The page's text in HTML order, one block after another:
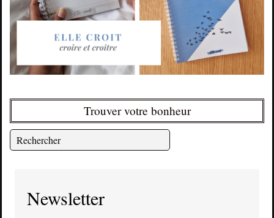
Trouver votre bonheur
Newsletter